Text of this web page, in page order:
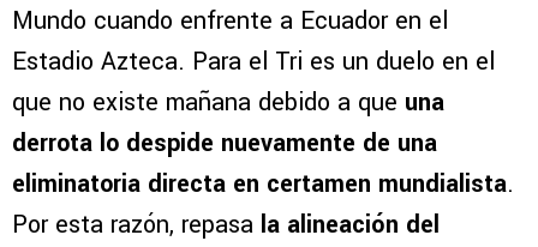
Mundo cuando enfrente a Ecuador en el
Estadio Azteca. Para el Tri es un duelo en el
que no existe mañana debido a que una
derrota lo despide nuevamente de una
eliminatoria directa en certamen mundialista.
Por esta razón, repasa la alineación del